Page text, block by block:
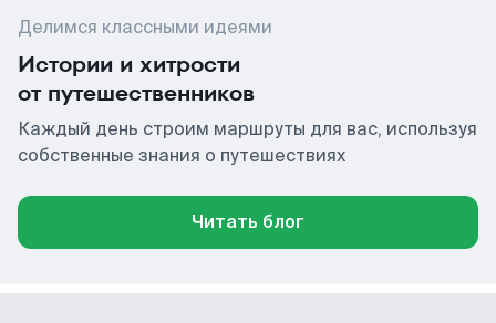
Делимся классными идеями
Истории и хитрости
от путешественников
Каждый день строим маршруты для вас, используя
собственные знания о путешествиях
Читать блог